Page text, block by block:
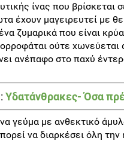
ίνας που
έχουν μαγειρευτεί με
ζυμαρικά που είναι
ούτε χωνεύεται
ανέπαφο στο παχύ
Υδατάνθρακες- Όσα
γεύμα με ανθεκτικό
να διαρκέσει όλη